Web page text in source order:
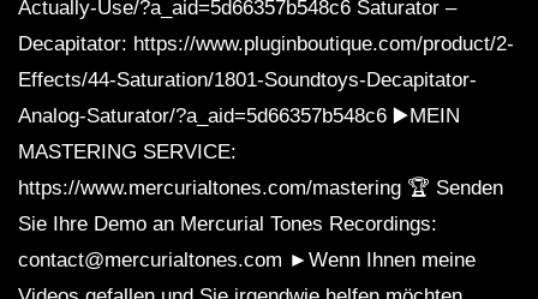
Actually-Use/?a_aid=5d66357b548c6 Saturator –
Decapitator: https://www.pluginboutique.com/product/2-
Effects/44-Saturation/1801-Soundtoys-Decapitator-
Analog-Saturator/?a_aid=5d66357b548c6 ▶️MEIN
MASTERING SERVICE:
https://www.mercurialtones.com/mastering 🏆 Senden
Sie Ihre Demo an Mercurial Tones Recordings:
contact@mercurialtones.com ►Wenn Ihnen meine